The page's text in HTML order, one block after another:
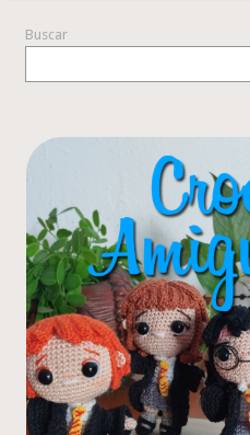
Buscar